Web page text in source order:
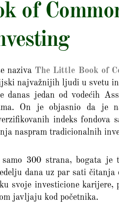
of
naziva The Little Book of
najvažnijih ljudi u svetu
danas jedan od vodećih
On je objasnio da je
indeks fondova
naspram tradicionalnih
300 strana, bogata je
dana uz par sati
svoje investicione karijere,
javljaju kod početnika.